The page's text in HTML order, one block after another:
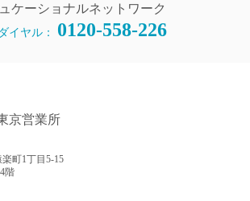
ケーショナルネットワーク
イヤル： 0120-558-226
京営業所
町1丁目5-15
階